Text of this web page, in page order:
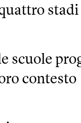
scuole
contesto